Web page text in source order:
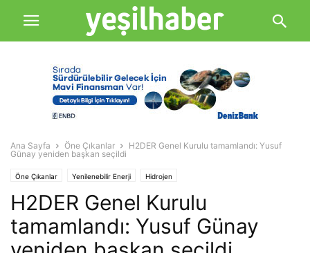
Ana Sayfa Öne Çıkanlar
H2DER Genel Kurulu tamamlandı: Yusuf
Günay yeniden başkan seçildi
Öne Çıkanlar Yenilenebilir Enerji Hidrojen
H2DER Genel Kurulu
tamamlandı: Yusuf Günay